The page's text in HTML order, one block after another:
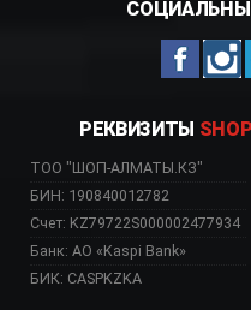
РЕКВИЗИТЫ
ТОО "ШОП-АЛМАТЫ.КЗ"
БИН: 190840012782
Счет: KZ79722S000002477934
Банк: АО «Kaspi Bank»
БИК: CASPKZKA